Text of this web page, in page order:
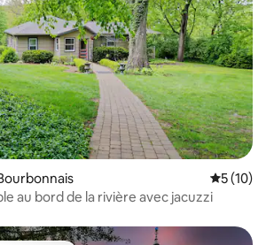
5 (10)
au bord de la rivière avec jacuzzi